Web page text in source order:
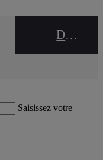
DEALER NAME
Saisissez votre